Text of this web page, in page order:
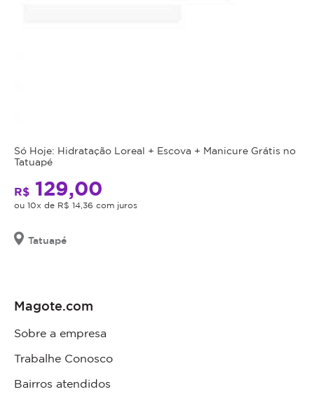
Só Hoje: Hidratação Loreal + Escova + Manicure Grátis no
Tatuapé
R$ 129,00
ou 10x de R$ 14,36 com juros
Tatuapé
Magote.com
Sobre a empresa
Trabalhe Conosco
Bairros atendidos